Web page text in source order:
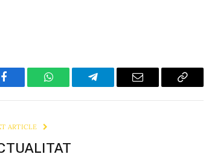
Facebook WhatsAppTelegram Email
Copy
ARTICLE